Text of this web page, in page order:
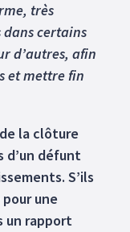
très
certains
d’autres, afin
et mettre fin
la clôture
d’un défunt
S’ils
une
un rapport